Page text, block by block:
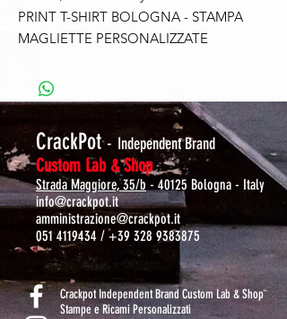
PRINT T-SHIRT BOLOGNA - STAMPA
MAGLIETTE PERSONALIZZATE
CrackPot- Independent Brand
Custom Lab & Shop
Strada Maggiore, 35/b - 40125 Bologna - Italy
info@crackpot.it
amministrazione@crackpot.it
051 4119434 /+39 328 9383875
Crackpot Independent Brand Custom Lab & Shop
Stampe e Ricami Personalizzati